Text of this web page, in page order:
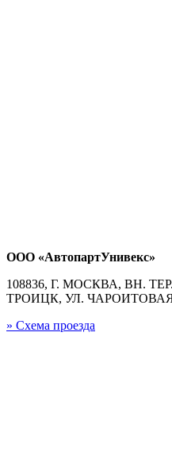
ООО «АвтопартУнивекс»
108836, Г. МОСКВА, ВН.
ТРОИЦК, УЛ. ЧАРОИТОВАЯ,
» Схема проезда